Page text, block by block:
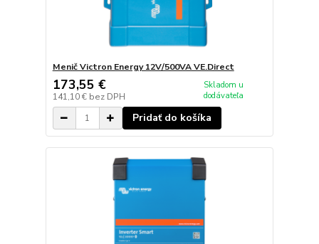
Menič Victron Energy 12V/500VA VE.Direct
173,55 €
141,10 € bez DPH
Skladom u
dodávateľa
Pridať do košíka